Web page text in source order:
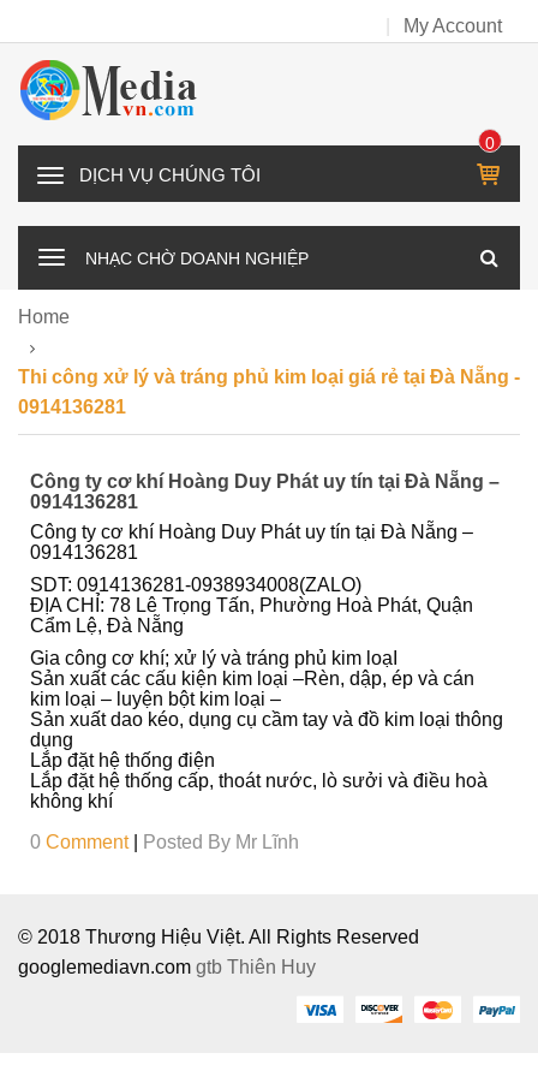
My Account
D
H
G
T
Ô
0
IT
M
NHẠC CHỜ DOANH NGHIỆP
Home
Thi công xử lý và tráng phủ kim loại giá rẻ tại Đà Nẵng -
0914136281
Công ty cơ khí Hoàng Duy Phát uy tín tại Đà Nẵng –
0914136281
Công ty cơ khí Hoàng Duy Phát uy tín tại Đà Nẵng –
0914136281
SDT: 0914136281-0938934008(ZALO)
ĐỊA CHỈ: 78 Lê Trọng Tấn, Phường Hoà Phát, Quận
Cẩm Lệ, Đà Nẵng
Gia công cơ khí; xử lý và tráng phủ kim loạI
Sản xuất các cấu kiện kim loại –Rèn, dập, ép và cán
kim loại – luyện bột kim loại –
Sản xuất dao kéo, dụng cụ cầm tay và đồ kim loại thông
dụng
Lắp đặt hệ thống điện
Lắp đặt hệ thống cấp, thoát nước, lò sưởi và điều hoà
không khí
0 Comment Posted By Mr Lĩnh
© 2018 Thương Hiệu Việt. All Rights Reserved
googlemediavn.com gtb Thiên Huy